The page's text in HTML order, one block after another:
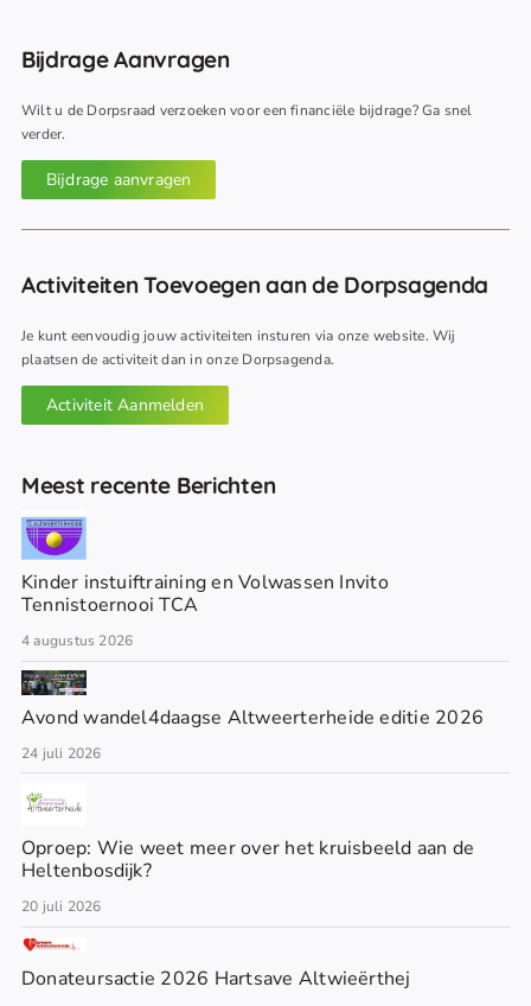
Bijdrage Aanvragen
Wilt u de Dorpsraad verzoeken voor een financiële bijdrage? Ga snel
verder.
Bijdrage aanvragen
Activiteiten Toevoegen aan de Dorpsagenda
Je kunt eenvoudig jouw activiteiten insturen via onze website. Wij
plaatsen de activiteit dan in onze Dorpsagenda.
Activiteit Aanmelden
Meest recente Berichten
Kinder instuiftraining en Volwassen Invito
Tennistoernooi TCA
4 augustus 2026
Avond wandel4daagse Altweerterheide editie 2026
24 juli 2026
Oproep: Wie weet meer over het kruisbeeld aan de
Heltenbosdijk?
20 juli 2026
Donateursactie 2026 Hartsave Altwieërthej